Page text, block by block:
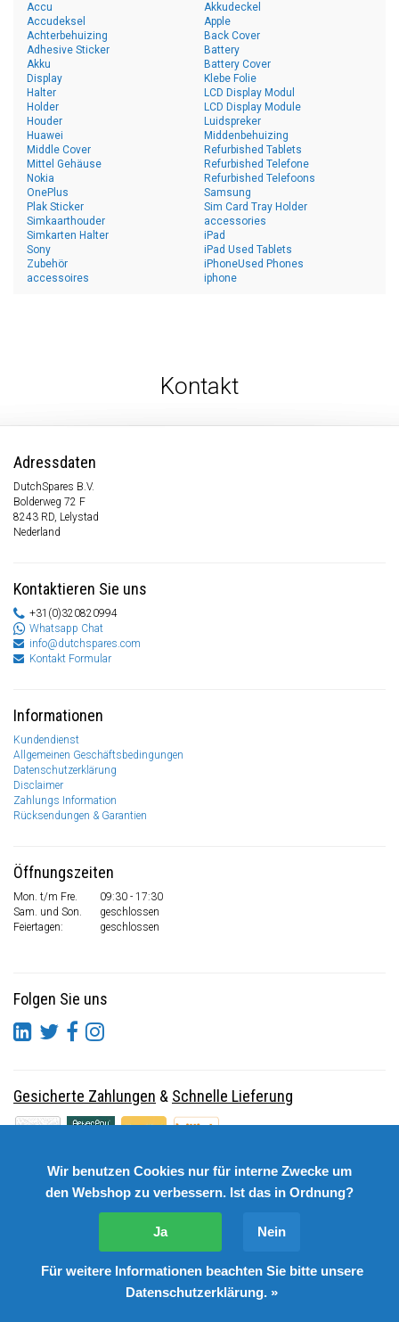
Accu
Accudeksel
Achterbehuizing
Adhesive Sticker
Akku
Akkudeckel
Apple
Back Cover
Battery
Battery Cover
Display
Halter
Holder
Houder
Huawei
Klebe Folie
LCD Display Modul
LCD Display Module
Luidspreker
Middenbehuizing
Middle Cover
Mittel Gehäuse
Nokia
OnePlus
Plak Sticker
Refurbished Tablets
Refurbished Telefone
Refurbished Telefoons
Samsung
Sim Card Tray Holder
Simkaarthouder
Simkarten Halter
Sony
Zubehör
accessoires
accessories
iPad
iPad Used Tablets
iPhoneUsed Phones
iphone
Kontakt
Adressdaten
DutchSpares B.V.
Bolderweg 72 F
8243 RD, Lelystad
Nederland
Kontaktieren Sie uns
+31(0)320820994
Whatsapp Chat
info@dutchspares.com
Kontakt Formular
Informationen
Kundendienst
Allgemeinen Geschäftsbedingungen
Datenschutzerklärung
Disclaimer
Zahlungs Information
Rücksendungen & Garantien
Öffnungszeiten
Mon. t/m Fre.
09:30 - 17:30
Sam. und Son.
geschlossen
Feiertagen:
geschlossen
Folgen Sie uns
Gesicherte Zahlungen & Schnelle Lieferung
© Copyright 2026 DutchSpares B.V. - Design byWebdinge.nl
DutchSpares B.V. word beoordeeld met: 9,9/10 (2541
Wir benutzen Cookies nur für interne Zwecke um
den Webshop zu verbessern. Ist das in Ordnung?
Ja Nein
Für weitere Informationen beachten Sie bitte unsere
Datenschutzerklärung. »